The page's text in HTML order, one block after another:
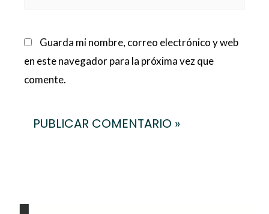
Guarda mi nombre, correo electrónico y web
en este navegador para la próxima vez que
comente.